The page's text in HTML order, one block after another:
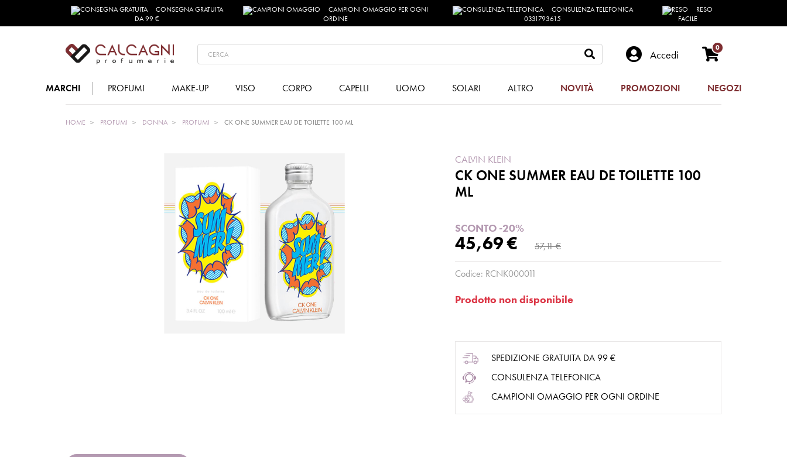
CONSEGNA GRATUITA
DA 99 €
CAMPIONI OMAGGIO PER OGNI
ORDINE
CONSULENZA TELEFONICA
0331793615
RESO
FACILE
Accedi
0
MARCHI PROFUMI MAKE-UP VISO CORPO CAPELLI UOMO SOLARI ALTRO NOVITÀ PROMOZIONI NEGOZI
HOME PROFUMI DONNA PROFUMI CK ONE SUMMER EAU DE TOILETTE 100 ML
CALVIN KLEIN
CK ONE SUMMER EAU DE TOILETTE 100
ML
SCONTO -20%
45,69 € 57,11 €
Codice: RCNK000011
Prodotto non disponibile
SPEDIZIONE GRATUITA DA 99 €
CONSULENZA TELEFONICA
CAMPIONI OMAGGIO PER OGNI ORDINE